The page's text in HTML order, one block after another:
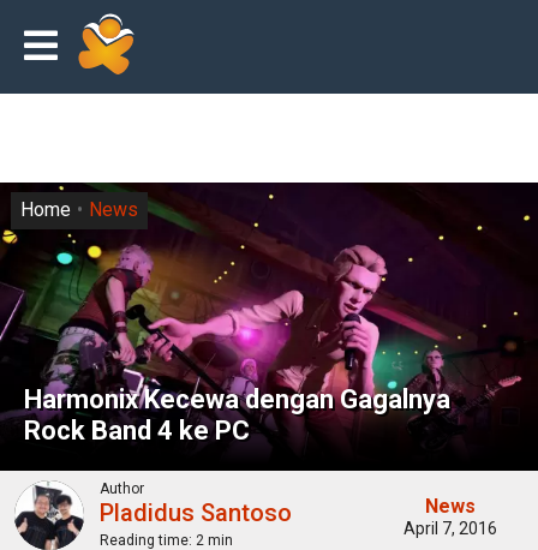
Harmonix Kecewa dengan Gagalnya
Rock Band 4 ke PC
Home News
Author
Pladidus Santoso
Reading time: 2 min
News
April 7, 2016